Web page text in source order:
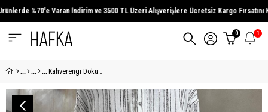
%70'e Varan İndirimve3500 TL ÜzeriAlışverişlere Ücretsiz Kargo Fırsatını
0 1
Kahverengi Dokulu Keten 02 GO Relaxed Eşofman